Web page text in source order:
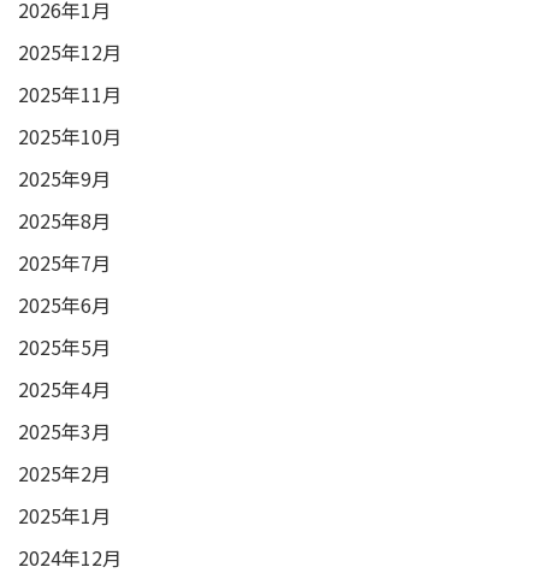
2026年1月
2025年12月
2025年11月
2025年10月
2025年9月
2025年8月
2025年7月
2025年6月
2025年5月
2025年4月
2025年3月
2025年2月
2025年1月
2024年12月